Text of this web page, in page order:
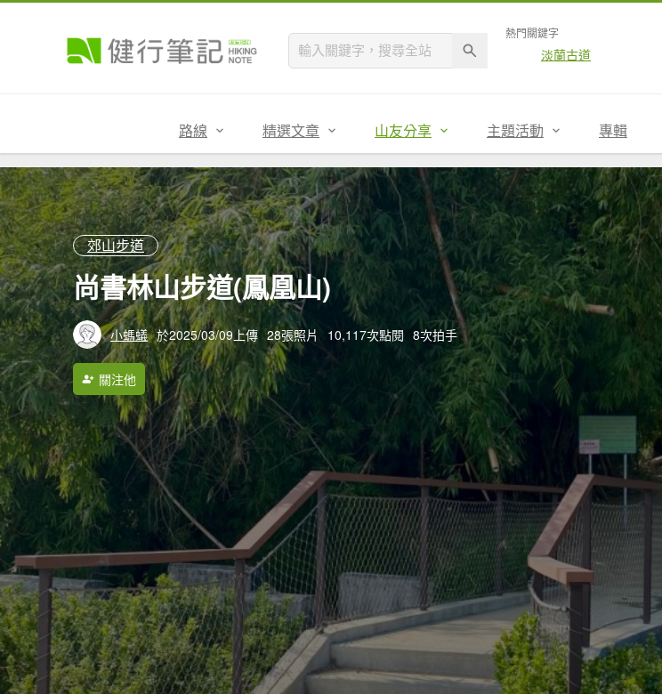
熱門關鍵字
淡蘭古道
路線 精選文章 山友分享 主題活動 專輯
郊山步道
尚書林山步道(鳳凰山)
小螞蟻 於2025/03/09上傳 28張照片 10,117次點閱 8次拍手
關注他